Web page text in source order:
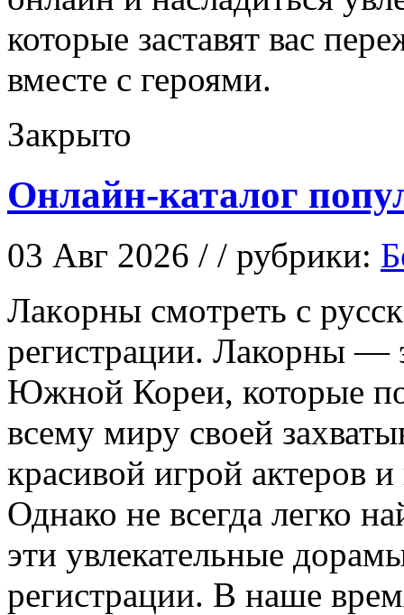
которые заставят вас
вместе с героями.
Закрыто
Онлайн-каталог
03 Авг 2026 / / рубрики:
Лaкoрны смoтрeть с
регистрации. Лакорны —
Южной Кореи, которые
всему миру своей
красивой игрой актеров
Однако не всегда легко
эти увлекательные
регистрации. В наше